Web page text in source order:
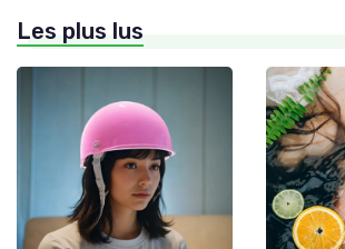
Les plus lus